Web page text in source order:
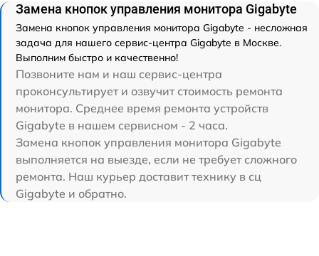
Замена кнопок управления монитора Gigabyte
Замена кнопок управления монитора Gigabyte - несложная
задача для нашего сервис-центра Gigabyte в Москве.
Выполним быстро и качественно!
Позвоните нам и наш сервис-центра
проконсультирует и озвучит стоимость ремонта
монитора. Среднее время ремонта устройств
Gigabyte в нашем сервисном - 2 часа.
Замена кнопок управления монитора Gigabyte
выполняется на выезде, если не требует сложного
ремонта. Наш курьер доставит технику в сц
Gigabyte и обратно.